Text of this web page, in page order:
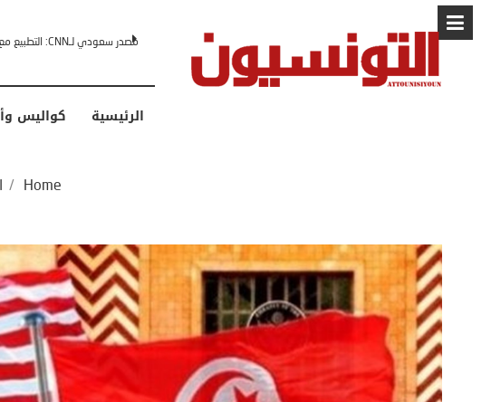
البابا: “لا أخشى ترامب” .. ردا
الرئيسية كواليس
Home
/